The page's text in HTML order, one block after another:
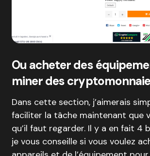
Ou acheter des
miner des
Dans cette section, j’aimerais
faciliter la tâche maintenant que
qu’il faut regarder. Il y a en fait 4
je vous conseille si vous voulez